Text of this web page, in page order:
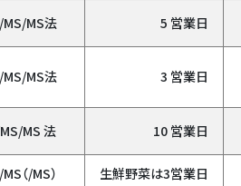
MS/MS法 5 営業日
MS/MS法 3 営業日
MS 法 10 営業日
（/MS）
生鮮野菜は3営業日